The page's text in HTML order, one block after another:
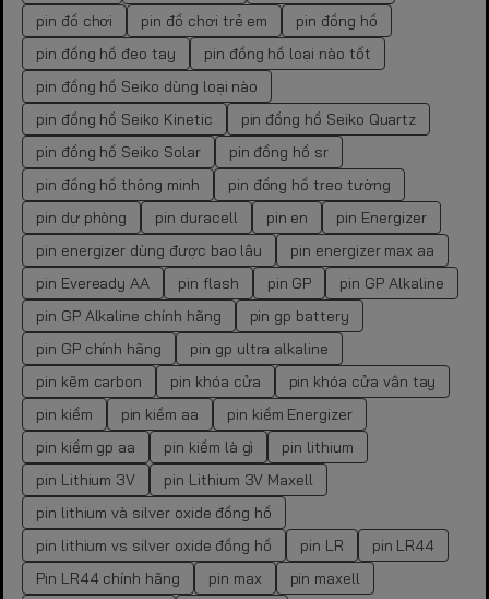
pin đồ chơi
pin đồ chơi trẻ em
pin đồng hồ
pin đồng hồ đeo tay
pin đồng hồ loại nào tốt
pin đồng hồ Seiko dùng loại nào
pin đồng hồ Seiko Kinetic
pin đồng hồ Seiko Quartz
pin đồng hồ Seiko Solar
pin đồng hồ sr
pin đồng hồ thông minh
pin đồng hồ treo tường
pin dự phòng
pin duracell pin en
pin Energizer
pin energizer dùng được bao lâu
pin energizer max aa
pin Eveready AA
pin flash pin GP
pin GP Alkaline
pin GP Alkaline chính hãng
pin gp battery
pin GP chính hãng
pin gp ultra alkaline
pin kẽm carbon
pin khóa cửa
pin khóa cửa vân tay
pin kiềm
pin kiềm aa
pin kiềm Energizer
pin kiềm gp aa
pin kiềm là gì
pin lithium
pin Lithium 3V
pin Lithium 3V Maxell
pin lithium và silver oxide đồng hồ
pin lithium vs silver oxide đồng hồ
pin LR
pin LR44
Pin LR44 chính hãng
pin max
pin maxell